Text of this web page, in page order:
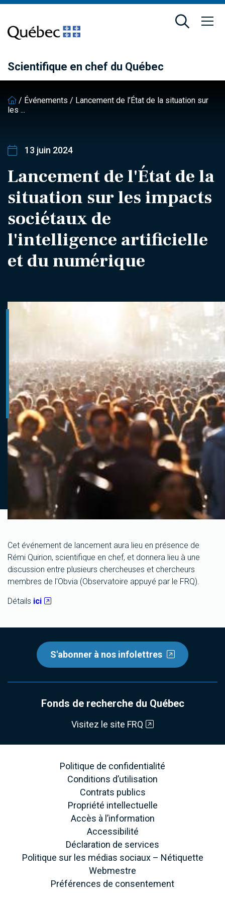
contenu
principal
pied
de
Scientifique en chef du Québec
/ Événements / Lancement de l’État de la situation sur
les ...
13 juin 2024
Lancement de l'État de la
situation sur les impacts
sociétaux de
l'intelligence artificielle
et du numérique
Cet événement de lancement aura lieu en présence de
Rémi Quirion, scientifique en chef, et donnera lieu à une
discussion entre plusieurs chercheuses et chercheurs
membres de l'Obvia (Observatoire appuyé par le FRQ).
Détails ici
S'abonner à nos infolettres
Fonds de recherche du Québec
Visitez le site FRQ
Politique de confidentialité
Conditions d’utilisation
Contrats publics
Propriété intellectuelle
Accès à l’information
Accessibilité
Déclaration de services
Politique sur les médias sociaux – Nétiquette
Webmestre
Préférences de consentement